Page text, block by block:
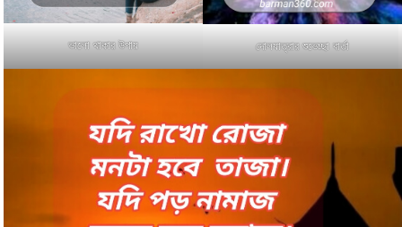
ভালো থাকার উপায় দোলযাত্রার শুভেচ্ছা বার্তা